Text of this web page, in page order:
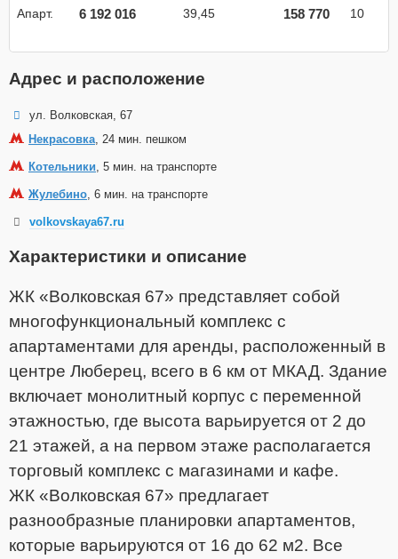
Апарт. 6 192 016 39,45 158 770 10
Адрес и расположение
ул. Волковская, 67
Некрасовка , 24 мин. пешком
Котельники , 5 мин. на транспорте
Жулебино , 6 мин. на транспорте
volkovskaya67.ru
Характеристики и описание
ЖК «Волковская 67» представляет собой
многофункциональный комплекс с
апартаментами для аренды, расположенный в
центре Люберец, всего в 6 км от МКАД. Здание
включает монолитный корпус с переменной
этажностью, где высота варьируется от 2 до
21 этажей, а на первом этаже располагается
торговый комплекс с магазинами и кафе.
ЖК «Волковская 67» предлагает
разнообразные планировки апартаментов,
которые варьируются от 16 до 62 м2. Все